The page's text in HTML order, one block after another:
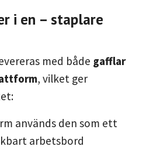
i en – staplare
med både gafflar
, vilket ger
används den som ett
arbetsbord